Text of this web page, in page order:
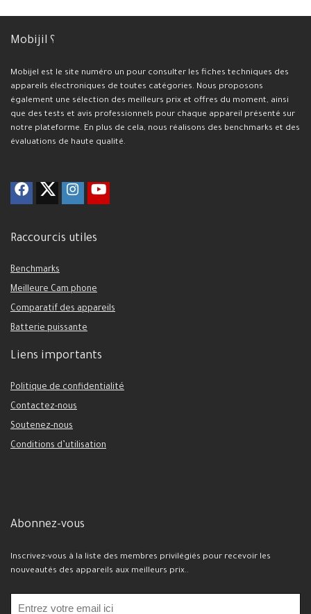
Mobijil ؟
Mobijel est le site numéro un pour consulter les fiches techniques des
appareils électroniques de toutes catégories. Nous proposons
également une sélection des meilleurs prix et offres du moment, ainsi
que des tests et avis professionnels pour chaque appareil présenté sur
notre plateforme. En plus de cela, nous réalisons des benchmarks et des
évaluations de haute qualité.
Raccourcis utiles
Benchmarks
Meilleure Cam phone
Comparatif des appareils
Batterie puissante
Liens importants
Politique de confidentialité
Contactez-nous
Soutenez-nous
Conditions d’utilisation
Abonnez-vous
Inscrivez-vous à la liste des membres privilégiés pour recevoir les
nouveautés des appareils aux meilleurs prix..